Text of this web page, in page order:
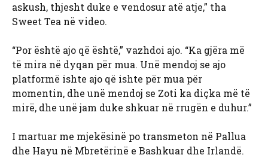
askush, thjesht duke e vendosur atë atje,” tha
Sweet Tea në video.
“Por është ajo që është,” vazhdoi ajo. “Ka gjëra më
të mira në dyqan për mua. Unë mendoj se ajo
platformë ishte ajo që ishte për mua për
momentin, dhe unë mendoj se Zoti ka diçka më të
mirë, dhe unë jam duke shkuar në rrugën e duhur.”
I martuar me mjekësinë po transmeton në Pallua
dhe Hayu në Mbretërinë e Bashkuar dhe Irlandë.